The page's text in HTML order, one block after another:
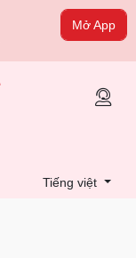
Mở App
Tiếng việt